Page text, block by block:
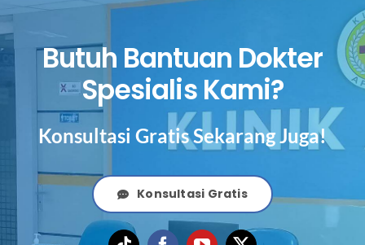
Butuh Bantuan Dokter
Spesialis Kami?
Konsultasi Gratis Sekarang Juga!
Konsultasi Gratis